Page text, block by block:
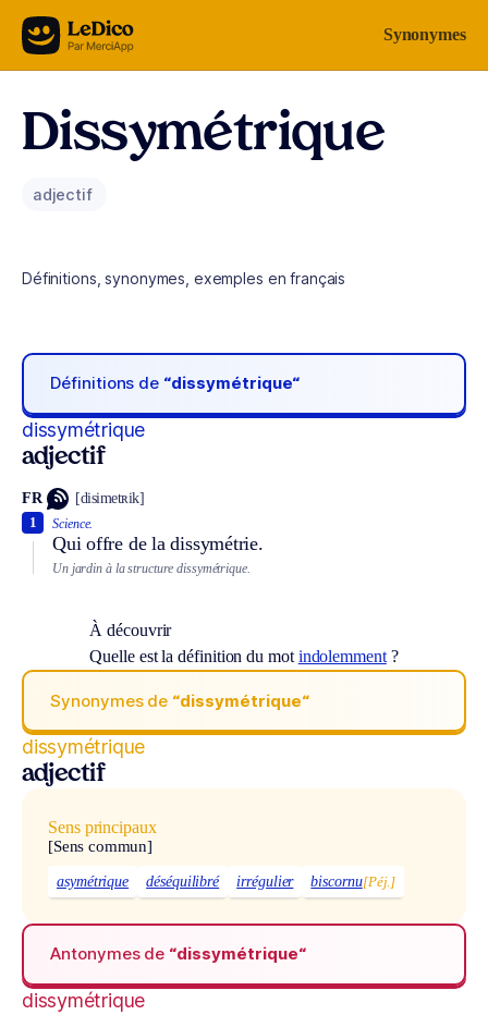
Aller au contenu Synonymes
Dissymétrique
adjectif
Définitions, synonymes, exemples en français
Définitions de “dissymétrique“
dissymétrique
adjectif
FR [disimetʀik]
Science.
Qui offre de la dissymétrie.
1
Un jardin à la structure dissymétrique.
À découvrir
Quelle est la définition du mot indolemment?
Synonymes de “dissymétrique“
dissymétrique
adjectif
Sens principaux
[Sens commun]
asymétrique déséquilibré irrégulier biscornu[Péj.]
Antonymes de “dissymétrique“
dissymétrique